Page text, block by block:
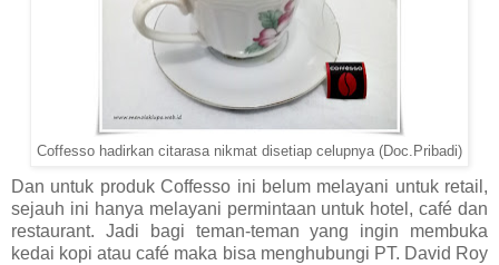
Coffesso hadirkan citarasa nikmat disetiap celupnya (Doc.Pribadi)
Dan untuk produk Coffesso ini belum melayani untuk retail,
sejauh ini hanya melayani permintaan untuk hotel, café dan
restaurant. Jadi bagi teman-teman yang ingin membuka
kedai kopi atau café maka bisa menghubungi PT. David Roy